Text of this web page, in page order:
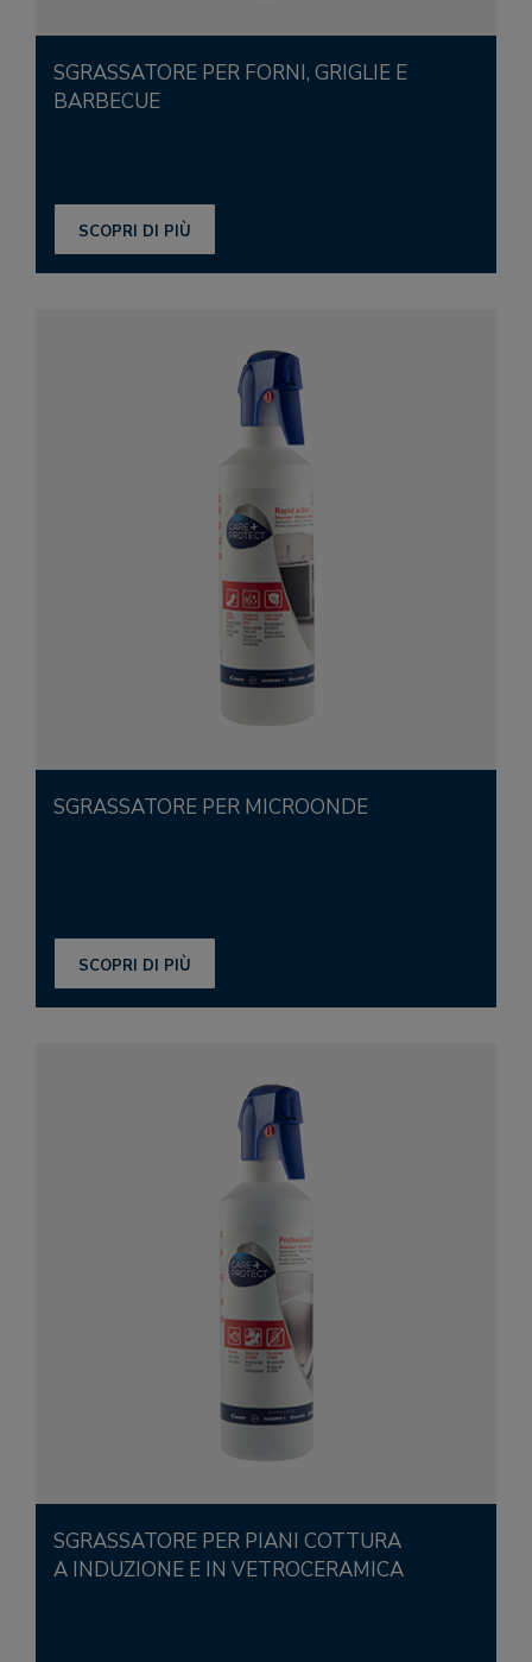
SGRASSATORE PER FORNI, GRIGLIE E
BARBECUE
SCOPRI DI PIÙ
SGRASSATORE PER MICROONDE
SCOPRI DI PIÙ
SGRASSATORE PER PIANI COTTURA
A INDUZIONE E IN VETROCERAMICA